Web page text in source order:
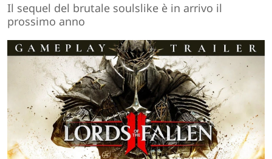
Il sequel del brutale soulslike è in arrivo il
prossimo anno